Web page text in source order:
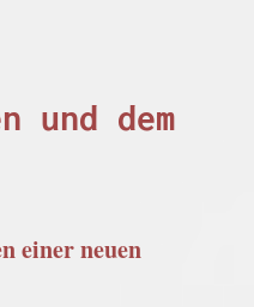
und dem
einer neuen